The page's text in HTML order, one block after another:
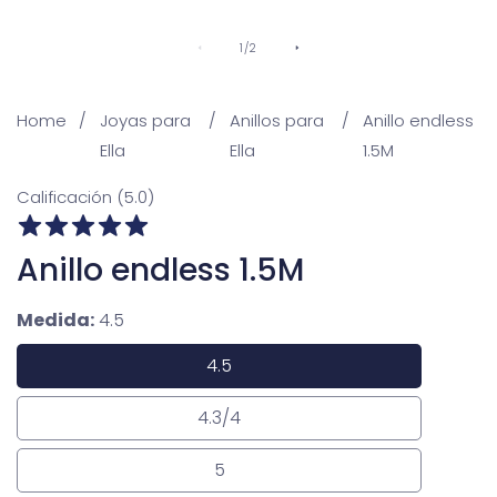
1 /De
2
Home
Joyas para
Ella
Anillos para
Ella
Anillo endless
1.5M
Calificación (5.0)
Anillo endless 1.5M
Medida:4.5
4.5
4.5
4.3/4
4.3/4
5
5